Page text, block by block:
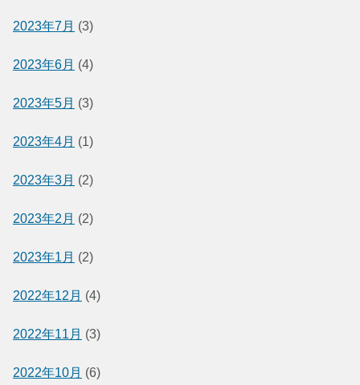
2023年7月 (3)
2023年6月 (4)
2023年5月 (3)
2023年4月 (1)
2023年3月 (2)
2023年2月 (2)
2023年1月 (2)
2022年12月 (4)
2022年11月 (3)
2022年10月 (6)